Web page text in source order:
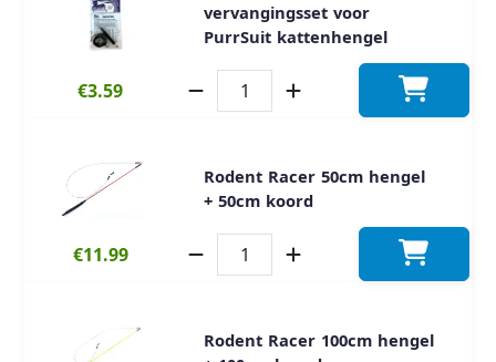
vervangingsset voor
PurrSuit kattenhengel
€3.59
Rodent Racer 50cm hengel
+ 50cm koord
€11.99
Rodent Racer 100cm hengel